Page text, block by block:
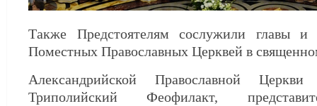
Также Предстоятелям сослужили главы и
Поместных Православных Церквей в
Александрийской Православной
Триполийский Феофилакт,